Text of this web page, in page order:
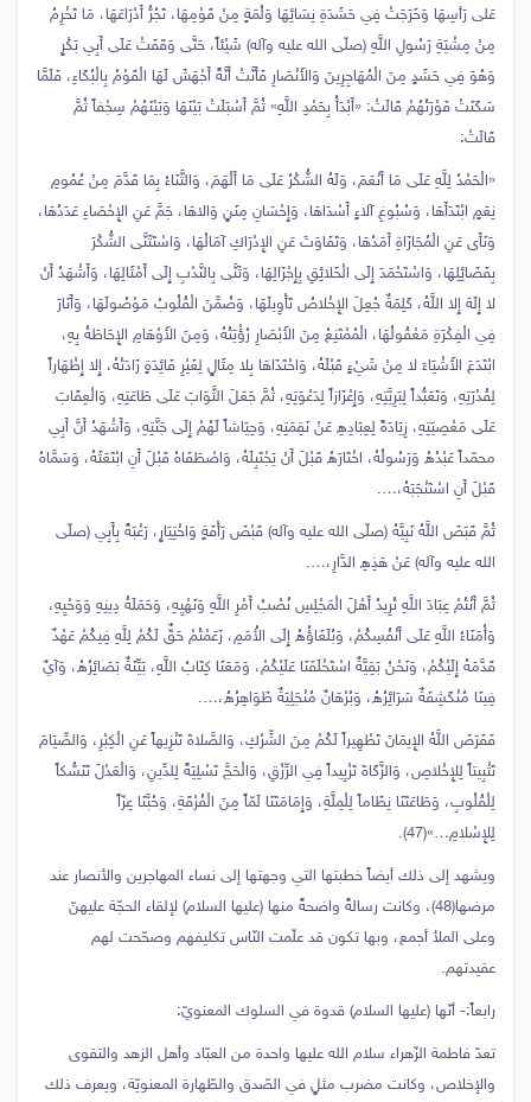
عَلى رَأسِهَا وَخَرَجَتْ فِي حَشَدَةِ نِسَائِهَا وَلُمَةٍ مِنْ قَوْمِهَا، تَجُرُّ أَدْرَاعَهَا، مَا تَخْرِمُ
مِنْ مِشْيَةِ رَسُولِ اللَّهِ (صلّى الله عليه وآله) شَيْئاً، حَتَّى وَقَفَتْ عَلَى أَبِي بَكْرٍ
وَهُوَ فِي حَشَدٍ مِنَ الْمُهَاجِرِينَ وَالأَنْصَارِ فَأَنَّتْ أَنَّةً أَجْهَشَ لَهَا الْقَوْمُ بِالْبُكَاءِ، فَلَمَّا
سَكَنَتْ فَوْرَتُهُمْ قَالَتْ: «أَبْدَأُ بِحَمْدِ اللَّهِ» ثُمَّ أَسْبَلَتْ بَيْنَهَا وَبَيْنَهُمْ سِجْفاً ثُمَّ
قَالَتْ:
«الْحَمْدُ لِلَّهِ‏ عَلَى مَا أَنْعَمَ، وَلَهُ الشُّكْرُ عَلَى مَا أَلْهَمَ، وَالثَّنَاءُ بِمَا قَدَّمَ مِنْ عُمُومِ
نِعَمٍ ابْتَدَأَهَا، وَسُبُوغِ آلاءٍ أَسْدَاهَا، وَإِحْسَانِ مِنَنٍ وَالاهَا، جَمَّ عَنِ الإِحْصَاءِ عَدَدُهَا،
وَنَأَى عَنِ الْمُجَازَاةِ أَمَدُهَا، وَتَفَاوَتَ عَنِ الإِدْرَاكِ آمَالُهَا، وَاسْتَثَنَّى الشُّكْرَ
بِفَضَائِلِهَا، وَاسْتَحْمَدَ إِلَى الْخَلائِقِ بِإِجْزَالِهَا، وَثَنَّى بِالنَّدْبِ إِلَى أَمْثَالِهَا، وَأَشْهَدُ أَنْ
لا إِلَهَ إِلا اللَّهُ، كَلِمَةٌ جُعِلَ الإِخْلاصُ تَأْوِيلَهَا، وَضُمِّنَ الْقُلُوبُ مَوْصُولَهَا، وَأَنَارَ
فِي الْفِكْرَةِ مَعْقُولُهَا، الْمُمْتَنِعُ مِنَ الأَبْصَارِ رُؤْيَتُهُ، وَمِنَ الأَوْهَامِ الإِحَاطَةُ بِهِ،
ابْتَدَعَ الأَشْيَاءَ لا مِنْ شَيْ‏ءٍ قَبْلَهُ، وَاحْتَذَاهَا بِلا مِثَالٍ لِغَيْرِ فَائِدَةٍ زَادَتْهُ، إِلا إِظْهَاراً
لِقُدْرَتِهِ، وَتَعَبُّداً لِبَرِيَّتِهِ، وَإِعْزَازاً لِدَعْوَتِهِ، ثُمَّ جَعَلَ الثَّوَابَ عَلَى طَاعَتِهِ، وَالْعِقَابَ
عَلَى مَعْصِيَتِهِ، زِيَادَةً لِعِبَادِهِ عَنْ نَقِمَتِهِ، وَحِيَاشاً لَهُمْ إِلَى جَنَّتِهِ، وَأَشْهَدُ أَنَّ أَبِي
محمّداً عَبْدُهُ وَرَسُولُهُ، اخْتَارَهُ قَبْلَ أَنْ يَجْتَبِلَهُ، وَاصْطَفَاهُ قَبْلَ أَنِ ابْتَعَثَهُ، وَسَمَّاهُ
قَبْلَ أَنِ اسْتَنْجَبَهُ،….
ثُمَّ قَبَضَ اللَّهُ نَبِيَّهُ (صلّى الله عليه وآله) قَبْضَ رَأْفَةٍ وَاخْتِيَارٍ، رَغْبَةً بِأَبِي (صلّى
الله عليه وآله) عَنْ هَذِهِ الدَّارِ،….
ثُمَّ أَنْتُمْ عِبَادَ اللَّهِ تُرِيدُ أَهْلَ الْمَجْلِسِ نُصْبُ أَمْرِ اللَّهِ وَنَهْيِهِ، وَحَمَلَةُ دِينِهِ وَوَحْيِهِ،
وَأُمَنَاءُ اللَّهِ عَلَى أَنْفُسِكُمْ، وَبُلَغَاؤُهُ إِلَى الأُمَمِ، زَعَمْتُمْ حَقٌّ لَكُمْ لِلَّهِ فِيكُمْ عَهْدٌ
قَدَّمَهُ إِلَيْكُمْ، وَنَحْنُ بَقِيَّةٌ اسْتَخْلَفَنَا عَلَيْكُمْ، وَمَعَنَا كِتَابُ اللَّهِ، بَيِّنَةٌ بَصَائِرُهُ، وَآيٌ
فِينَا مُنْكَشِفَةٌ سَرَائِرُهُ، وَبُرْهَانٌ مُنْجَلِيَةٌ ظَوَاهِرُهُ،….
فَفَرَضَ اللَّهُ الإِيمَانَ تَطْهِيراً لَكُمْ مِنَ الشِّرْكِ، وَالصَّلاةَ تَنْزِيهاً عَنِ الْكِبْرِ، وَالصِّيَامَ
تَثْبِيتاً لِلإِخْلاصِ، وَالزَّكَاةَ تَزْيِيداً فِي الرِّزْقِ، وَالْحَجَّ تَسْلِيَةً لِلدِّينِ، وَالْعَدْلَ تَنَسُّكاً
لِلْقُلُوبِ، وَطَاعَتَنَا نِظَاماً لِلْمِلَّةِ، وَإِمَامَتَنَا لَمّاً مِنَ الْفُرْقَةِ، وَحُبَّنَا عِزّاً
لِلإِسْلامِ…»(47).
ويشهد إلى ذلك أيضاً خطبتها التي وجهتها إلى نساء المهاجرين والأنصار عند
مرضها(48)، وكانت رسالةً واضحةً منها (عليها السلام) لإلقاء الحجّة عليهنّ
وعلى الملأ أجمع، وبها تكون قد علّمت النّاس تكليفهم وصحّحت لهم
عقيدتهم.
رابعاً:- أنّها (عليها السلام) قدوة في السلوك المعنويّ:
تعدّ فاطمة الزّهراء سلام الله عليها واحدة من العبّاد وأهل الزهد والتقوى
والإخلاص، وكانت مضرب مثلٍ في الصّدق والطّهارة المعنويّة، ويعرف ذلك